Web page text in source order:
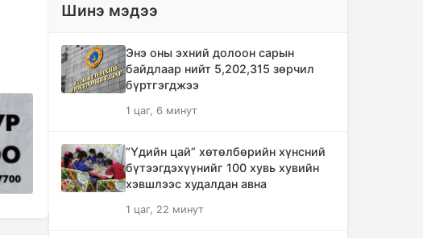
Шинэ мэдээ
Энэ оны эхний долоон сарын
байдлаар нийт 5,202,315 зөрчил
бүртгэгджээ
1 цаг, 6 минут
“Үдийн цай” хөтөлбөрийн хүнсний
бүтээгдэхүүнийг 100 хувь хувийн
хэвшлээс худалдан авна
1 цаг, 22 минут